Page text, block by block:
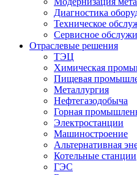
Диагностика
Техническое
Сервисное
Отраслевые решения
ТЭЦ
Химическая
Пищевая
Металлургия
Нефтегазодобыча
Горная
Электростанции
Машиностроение
Альтернативная
Котельные станции
ГЭС